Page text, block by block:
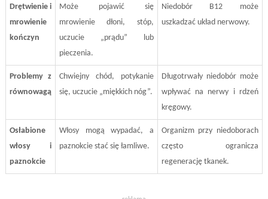
Drętwienie i
mrowienie
kończyn
Może pojawić się
mrowienie dłoni, stóp,
uczucie „prądu” lub
pieczenia.
Niedobór B12 może
uszkadzać układ nerwowy.
Problemy z
równowagą
Chwiejny chód, potykanie
się, uczucie „miękkich nóg”.
Długotrwały niedobór może
wpływać na nerwy i rdzeń
kręgowy.
Osłabione
włosy i
paznokcie
Włosy mogą wypadać, a
paznokcie stać się łamliwe.
Organizm przy niedoborach
często ogranicza
regenerację tkanek.